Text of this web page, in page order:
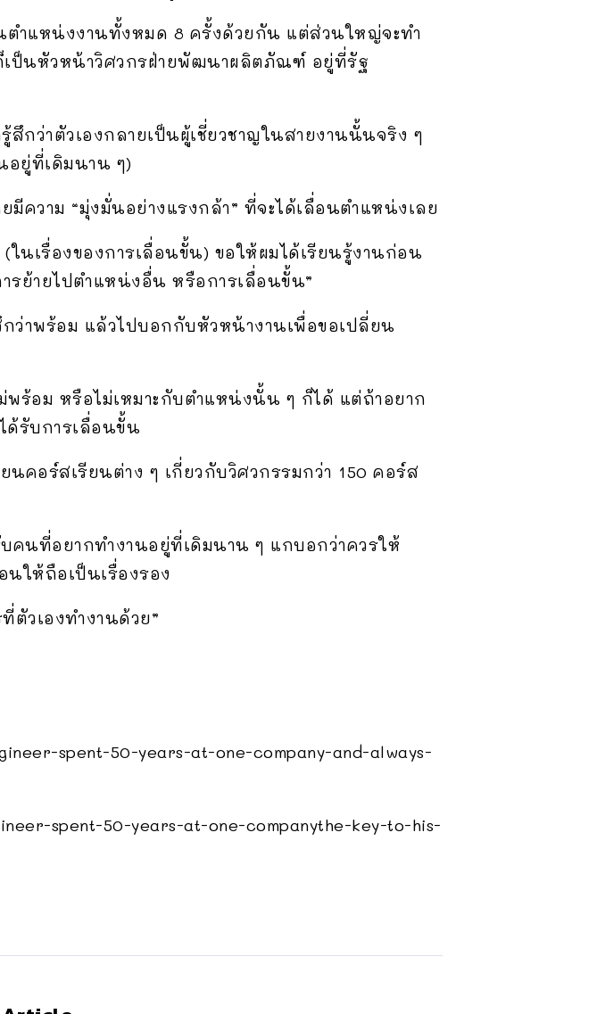
ำแหน่งงานทั้งหมด 8 ครั้งด้วยกัน แต่ส่วนใหญ่จะทำ
เป็นหัวหน้าวิศวกรฝ่ายพัฒนาผลิตภัณฑ์ อยู่ที่รัฐ
กว่าตัวเองกลายเป็นผู้เชี่ยวชาญในสายงานนั้นจริง ๆ
อยู่ที่เดิมนาน ๆ)
ความ “มุ่งมั่นอย่างแรงกล้า” ที่จะได้เลื่อนตำแหน่งเลย
ในเรื่องของการเลื่อนขั้น) ขอให้ผมได้เรียนรู้งานก่อน
ารย้ายไปตำแหน่งอื่น หรือการเลื่อนขั้น”
ว่าพร้อม แล้วไปบอกกับหัวหน้างานเพื่อขอเปลี่ยน
พร้อม หรือไม่เหมาะกับตำแหน่งนั้น ๆ ก็ได้ แต่ถ้าอยาก
ด้รับการเลื่อนขั้น
คอร์สเรียนต่าง ๆ เกี่ยวกับวิศวกรรมกว่า 150 คอร์ส
นที่อยากทำงานอยู่ที่เดิมนาน ๆ แกบอกว่าควรให้
ให้ถือเป็นเรื่องรอง
วเองทำงานด้วย”
spent-50-years-at-one-company-and-always-
spent-50-years-at-one-companythe-key-to-his-